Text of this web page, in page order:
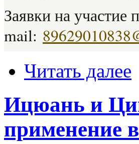
Заявки на участие
mail:
Читать далее
Ицюань и
применение